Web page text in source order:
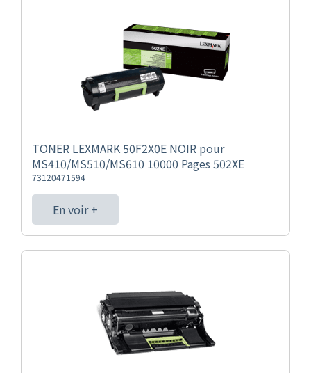
TONER LEXMARK 50F2X0E NOIR pour
MS410/MS510/MS610 10000 Pages 502XE
73120471594
En voir +